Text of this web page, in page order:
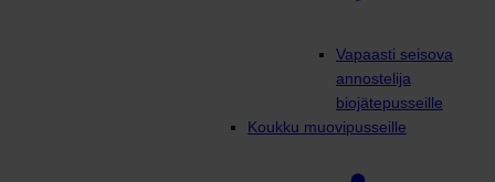
Vapaasti seisova
annostelija
biojätepusseille
Koukku muovipusseille